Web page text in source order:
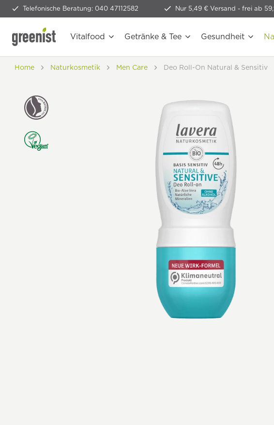
Telefonische Beratung: 040 47112582 Nur 5,49 € Versand - frei ab
Vitalfood Getränke & Tee Gesundheit
Home Naturkosmetik Men Care Deo Roll-On Natural & Sensitiv